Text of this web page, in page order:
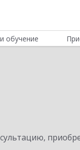
обучение